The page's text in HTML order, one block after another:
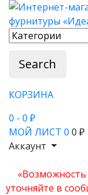
Search
КОРЗИНА
0 - 0 ₽
МОЙ ЛИСТ 0 0 ₽
Аккаунт
«Возможность
уточняйте в